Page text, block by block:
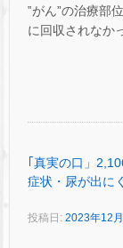
‟がん”の治療部
に回収されなか
｢真実の口」
症状・尿が出に
投稿日: 2023年12